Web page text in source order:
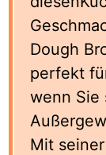
Dough
perfekt
wenn Sie
Mit